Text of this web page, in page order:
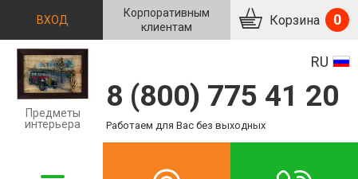
ВХОД
Корпоративным
клиентам
Корзина 0
Предметы
интерьера
RU
8 (800) 775 41 20
Работаем для Вас без выходных